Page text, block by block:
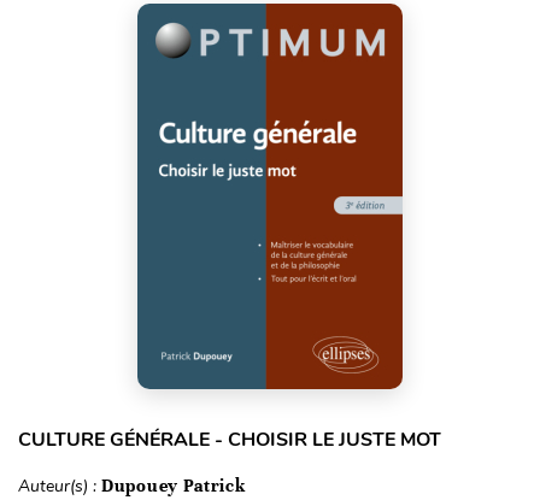
CULTURE GÉNÉRALE - CHOISIR LE JUSTE MOT
Auteur(s) : Dupouey Patrick